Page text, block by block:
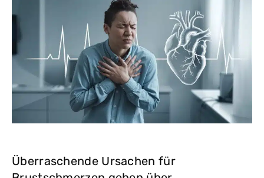
Überraschende Ursachen für